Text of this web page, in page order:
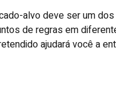
alvo deve ser um
de regras em
ajudará você a